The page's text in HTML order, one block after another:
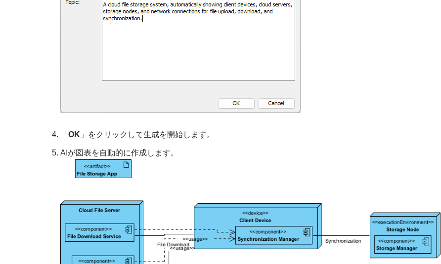
「 OK 」をクリックして生成を開始します。
AIが図表を自動的に作成します。